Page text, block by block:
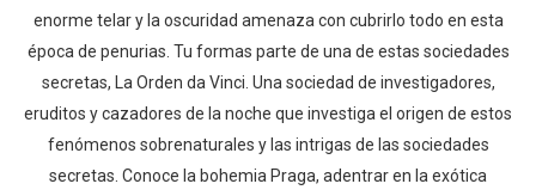
enorme telar y la oscuridad amenaza con cubrirlo todo en esta
época de penurias. Tu formas parte de una de estas sociedades
secretas, La Orden da Vinci. Una sociedad de investigadores,
eruditos y cazadores de la noche que investiga el origen de estos
fenómenos sobrenaturales y las intrigas de las sociedades
secretas. Conoce la bohemia Praga, adentrar en la exótica